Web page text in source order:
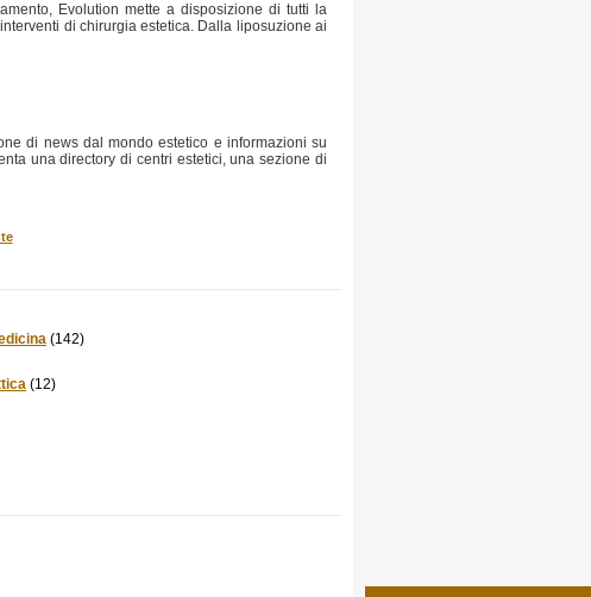
Evolution mette a disposizione di tutti la
di chirurgia estetica. Dalla liposuzione ai
di news dal mondo estetico e informazioni su
una directory di centri estetici, una sezione di
(142)
(12)